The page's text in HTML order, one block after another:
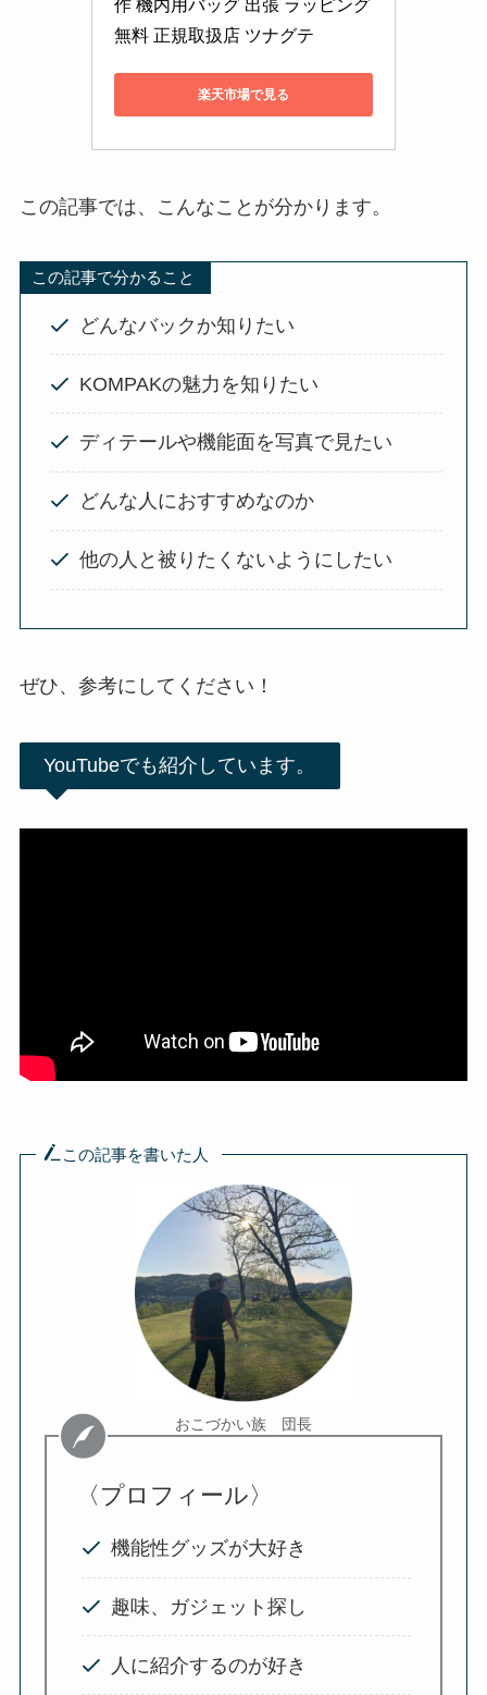
作 機内用バッグ 出張 ラッピング
無料 正規取扱店 ツナグテ
楽天市場で見る
この記事では、こんなことが分かります。
この記事で分かること
どんなバックか知りたい
KOMPAKの魅力を知りたい
ディテールや機能面を写真で見たい
どんな人におすすめなのか
他の人と被りたくないようにしたい
ぜひ、参考にしてください！
YouTubeでも紹介しています。
この記事を書いた人
おこづかい族 団長
〈プロフィール〉
機能性グッズが大好き
趣味、ガジェット探し
人に紹介するのが好き